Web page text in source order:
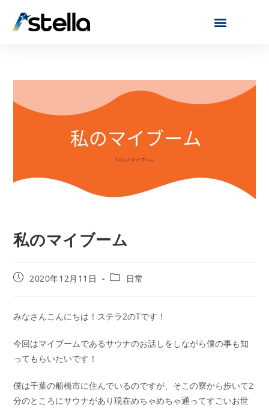
私のマイブーム
2020年12月11日 日常
みなさんこんにちは！ステラ2のTです！
今回はマイブームであるサウナのお話しをしながら僕の事も知
ってもらいたいです！
僕は千葉の船橋市に住んでいるのですが、そこの寮から歩いて2
分のところにサウナがあり現在めちゃめちゃ通ってすごいお世